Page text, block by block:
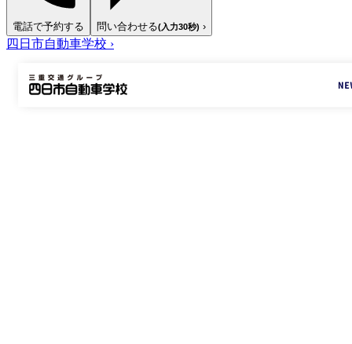
電話で予約する 問い合わせる(入力30秒) ›
四日市自動車学校 ›